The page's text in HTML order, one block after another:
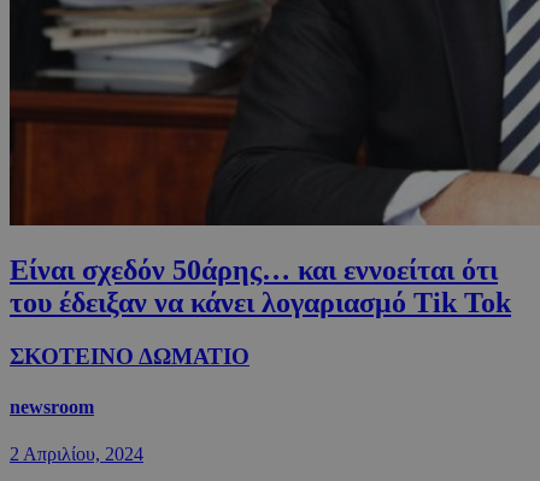
Είναι σχεδόν 50άρης… και εννοείται ότι
του έδειξαν να κάνει λογαριασμό Tik Tok
ΣΚΟΤΕΙΝΟ ΔΩΜΑΤΙΟ
newsroom
2 Απριλίου, 2024